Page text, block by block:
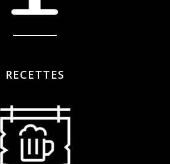
RECETTES